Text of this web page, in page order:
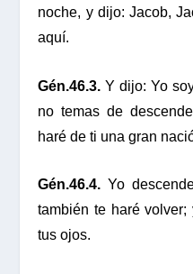
noche, y dijo: Jacob,
aquí.
Gén.46.3. Y dijo: Yo
no temas de
haré de ti una gran
Gén.46.4. Yo
también te haré
tus ojos.